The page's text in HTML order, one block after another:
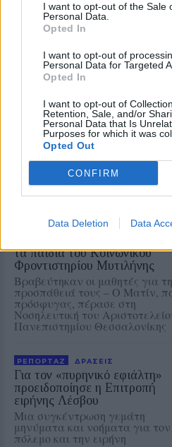
I want to opt-out of the Sale
Personal Data.
Opted In
I want to opt-out of
Personal Data for Targeted
Opted In
I want to opt-out of
Retention, Sale, and/or
Personal Data that Is
Purposes for which it was
Opted Out
CONFIRM
Data Deletion Data
Μουσική, τραγούδι και χορός
Λέσχη Αξιωματικών από τον
Ελληνικό Ερυθρό Σταυρό και
Η γιορτή της τράτας
ξανά στη Σκάλα Πολιχνίτου
Η αναπαράσταση του παλιού
αλιευτικού εθίμου, οι
παραδοσιακοί χοροί και η
γέμισαν το λιμάνι το βράδυ της
Αυγούστου
ΠΡΟΣΦΥΓΕΣ
τα παιδιά του Κοινωνικού
Φροντιστηρίου Μυτιλήνης
Βραβεύτηκαν οι μαθητές για
προσπάθειά τους – Ο Ματίν,
πρόσφυγας, πέρασε στη
Νοσηλευτική του
Πανεπιστημίου Θεσσαλονίκης
ΡΕΠΟΡΤΑΖ ΔΡΑΣΕΙΣ
Για τον «πυρηνικό εφιάλτη»
προειδοποίησε η Επιτροπή
ειρήνης Λέσβου
Μια συγκέντρωση γεμάτη
μηνύματα και νοήματα για τον
πόλεμο και την ειρήνη